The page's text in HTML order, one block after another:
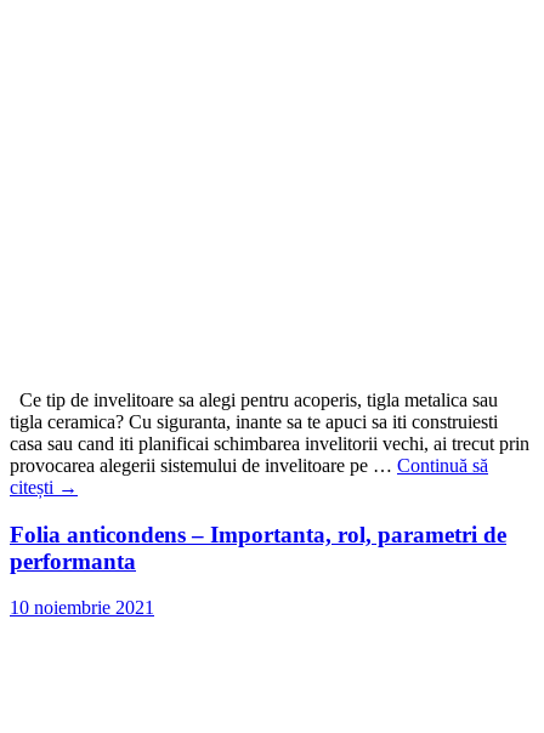
Ce tip de invelitoare sa alegi pentru acoperis, tigla metalica sau
tigla ceramica? Cu siguranta, inante sa te apuci sa iti construiesti
casa sau cand iti planificai schimbarea invelitorii vechi, ai trecut prin
provocarea alegerii sistemului de invelitoare pe … Continuă să
citești →
Folia anticondens – Importanta, rol, parametri de
performanta
10 noiembrie 2021